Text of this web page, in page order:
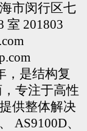
市闵行区七
室 201803
，是结构复
专注于高性
供整体解决
AS9100D、